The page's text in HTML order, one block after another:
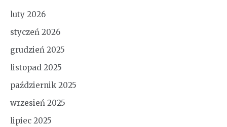
luty 2026
styczeń 2026
grudzień 2025
listopad 2025
październik 2025
wrzesień 2025
lipiec 2025